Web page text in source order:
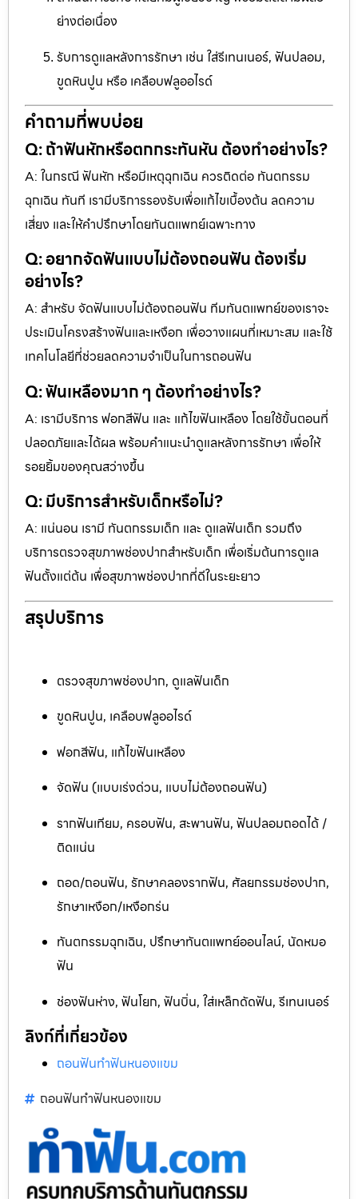
ย่างต่อเนื่อง
รับการดูแลหลังการรักษา เช่น ใส่รีเทนเนอร์, ฟันปลอม,
ขูดหินปูน หรือ เคลือบฟลูออไรด์
คำถามที่พบบ่อย
Q: ถ้าฟันหักหรือตกกระทันหัน ต้องทำอย่างไร?
A: ในกรณี ฟันหัก หรือมีเหตุฉุกเฉิน ควรติดต่อ ทันตกรรม
ฉุกเฉิน ทันที เรามีบริการรองรับเพื่อแก้ไขเบื้องต้น ลดความ
เสี่ยง และให้คำปรึกษาโดยทันตแพทย์เฉพาะทาง
Q: อยากจัดฟันแบบไม่ต้องถอนฟัน ต้องเริ่ม
อย่างไร?
A: สำหรับ จัดฟันแบบไม่ต้องถอนฟัน ทีมทันตแพทย์ของเราจะ
ประเมินโครงสร้างฟันและเหงือก เพื่อวางแผนที่เหมาะสม และใช้
เทคโนโลยีที่ช่วยลดความจำเป็นในการถอนฟัน
Q: ฟันเหลืองมาก ๆ ต้องทำอย่างไร?
A: เรามีบริการ ฟอกสีฟัน และ แก้ไขฟันเหลือง โดยใช้ขั้นตอนที่
ปลอดภัยและได้ผล พร้อมคำแนะนำดูแลหลังการรักษา เพื่อให้
รอยยิ้มของคุณสว่างขึ้น
Q: มีบริการสำหรับเด็กหรือไม่?
A: แน่นอน เรามี ทันตกรรมเด็ก และ ดูแลฟันเด็ก รวมถึง
บริการตรวจสุขภาพช่องปากสำหรับเด็ก เพื่อเริ่มต้นการดูแล
ฟันตั้งแต่ต้น เพื่อสุขภาพช่องปากที่ดีในระยะยาว
สรุปบริการ
ตรวจสุขภาพช่องปาก, ดูแลฟันเด็ก
ขูดหินปูน, เคลือบฟลูออไรด์
ฟอกสีฟัน, แก้ไขฟันเหลือง
จัดฟัน (แบบเร่งด่วน, แบบไม่ต้องถอนฟัน)
รากฟันเทียม, ครอบฟัน, สะพานฟัน, ฟันปลอมถอดได้ /
ติดแน่น
ถอด/ถอนฟัน, รักษาคลองรากฟัน, ศัลยกรรมช่องปาก,
รักษาเหงือก/เหงือกร่น
ทันตกรรมฉุกเฉิน, ปรึกษาทันตแพทย์ออนไลน์, นัดหมอ
ฟัน
ช่องฟันห่าง, ฟันโยก, ฟันบิ่น, ใส่เหล็กดัดฟัน, รีเทนเนอร์
ลิงก์ที่เกี่ยวข้อง
ถอนฟันทำฟันหนองแขม
ถอนฟันทำฟันหนองแขม